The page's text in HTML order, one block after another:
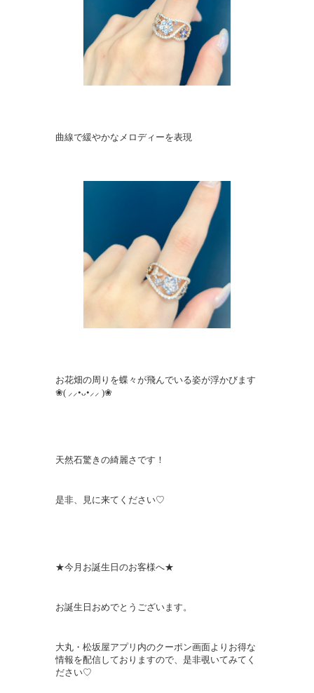
曲線で緩やかなメロディーを表現
お花畑の周りを蝶々が飛んでいる姿が浮かびます
❀( ⸝⸝•ᴗ•⸝⸝ )❀
天然石驚きの綺麗さです！
是非、見に来てください♡
★今月お誕生日のお客様へ★
お誕生日おめでとうございます。
大丸・松坂屋アプリ内のクーポン画面よりお得な
情報を配信しておりますので、是非覗いてみてく
ださい♡